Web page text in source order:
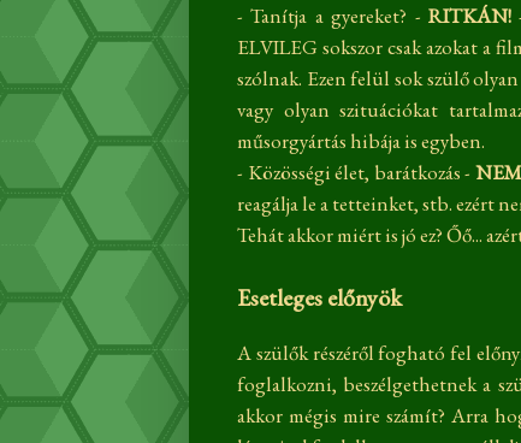
- Tanítja a gyereket? - RITKÁN!
ELVILEG sokszor csak azokat a
szólnak. Ezen felül sok szülő
vagy olyan szituációkat
műsorgyártás hibája is egyben.
- Közösségi élet, barátkozás -
reagálja le a tetteinket, stb. ezért
Tehát akkor miért is jó ez? Őő...
Esetleges előnyök
A szülők részéről fogható fel
foglalkozni, beszélgethetnek a
akkor mégis mire számít? Arra